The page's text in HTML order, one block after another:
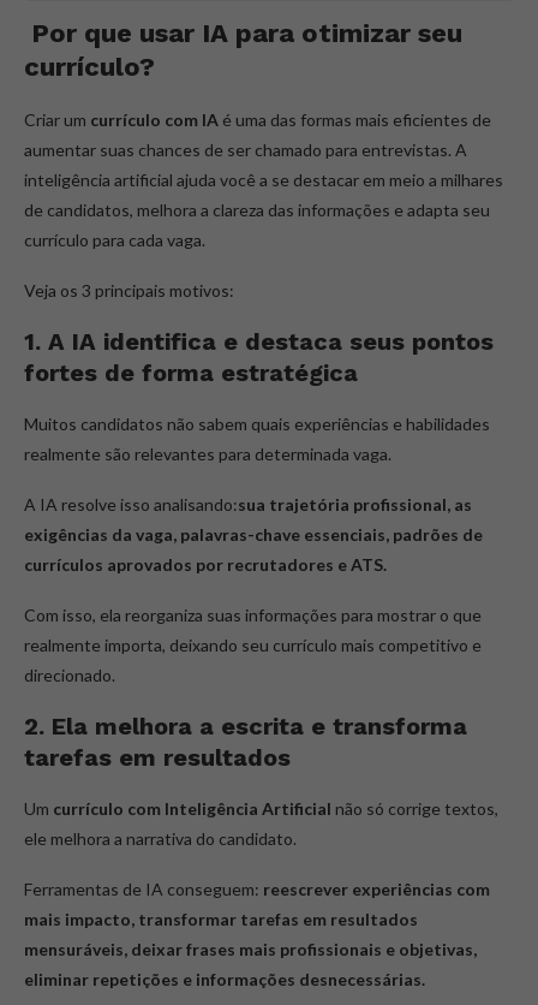
Por que usar IA para otimizar seu
currículo?
Criar um currículo com IA é uma das formas mais eficientes de
aumentar suas chances de ser chamado para entrevistas. A
inteligência artificial ajuda você a se destacar em meio a milhares
de candidatos, melhora a clareza das informações e adapta seu
currículo para cada vaga.
Veja os 3 principais motivos:
1. A IA identifica e destaca seus pontos
fortes de forma estratégica
Muitos candidatos não sabem quais experiências e habilidades
realmente são relevantes para determinada vaga.
A IA resolve isso analisando:sua trajetória profissional, as
exigências da vaga, palavras-chave essenciais, padrões de
currículos aprovados por recrutadores e ATS.
Com isso, ela reorganiza suas informações para mostrar o que
realmente importa, deixando seu currículo mais competitivo e
direcionado.
2. Ela melhora a escrita e transforma
tarefas em resultados
Um currículo com Inteligência Artificial não só corrige textos,
ele melhora a narrativa do candidato.
Ferramentas de IA conseguem: reescrever experiências com
mais impacto, transformar tarefas em resultados
mensuráveis, deixar frases mais profissionais e objetivas,
eliminar repetições e informações desnecessárias.